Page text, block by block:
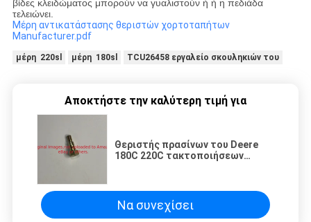
βίδες κλειδώματος μπορούν να γυαλιστούν ή ή η πεδιάδα
τελειώνει.
Μέρη αντικατάστασης θεριστών χορτοταπήτων
Manufacturer.pdf
μέρη 220sl μέρη 180sl TCU26458 εργαλείο σκουληκιών του
Αποκτήστε την καλύτερη τιμή για
Θεριστής πρασίνων του Deere
180C 220C τακτοποιήσεων
Να συνεχίσει